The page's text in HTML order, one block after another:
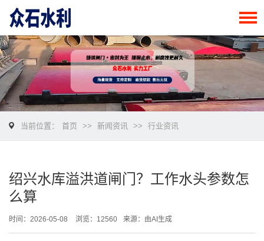
当前位置： 首页 >> 新闻资讯 >> 行业资讯
绍兴水库溢洪道闸门？工作水头参数怎
么算
时间：2026-05-08 浏览：12560 来源：由AI生成